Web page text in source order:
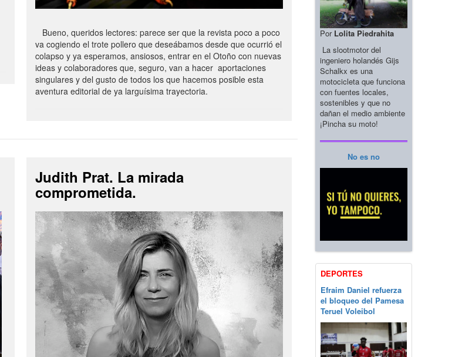
Bueno, queridos lectores: parece ser que la revista poco a poco
va cogiendo el trote pollero que deseábamos desde que ocurrió el
colapso y ya esperamos, ansiosos, entrar en el Otoño con nuevas
ideas y colaboradores que, seguro, van a hacer aportaciones
singulares y del gusto de todos los que hacemos posible esta
aventura editorial de ya larguísima trayectoria.
Judith Prat. La mirada
comprometida.
Por Lolita Piedrahita
La slootmotor del
ingeniero holandés Gijs
Schalkx es una
motocicleta que funciona
con fuentes locales,
sostenibles y que no
dañan el medio ambiente
¡Pincha su moto!
No es no
DEPORTES
Efraim Daniel refuerza
el bloqueo del Pamesa
Teruel Voleibol